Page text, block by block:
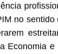
no sentido
Economia e